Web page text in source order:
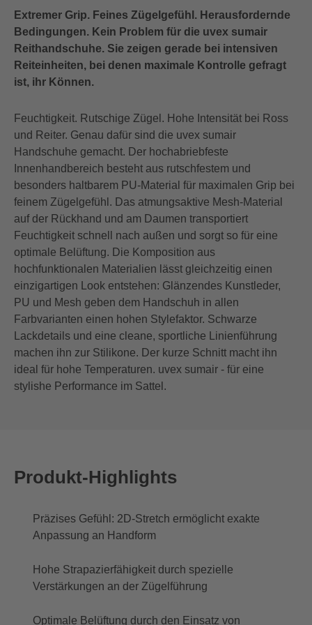
Extremer Grip. Feines Zügelgefühl. Herausfordernde
Bedingungen. Kein Problem für die uvex sumair
Reithandschuhe. Sie zeigen gerade bei intensiven
Reiteinheiten, bei denen maximale Kontrolle gefragt
ist, ihr Können.
Feuchtigkeit. Rutschige Zügel. Hohe Intensität bei Ross
und Reiter. Genau dafür sind die uvex sumair
Handschuhe gemacht. Der hochabriebfeste
Innenhandbereich besteht aus rutschfestem und
besonders haltbarem PU-Material für maximalen Grip bei
feinem Zügelgefühl. Das atmungsaktive Mesh-Material
auf der Rückhand und am Daumen transportiert
Feuchtigkeit schnell nach außen und sorgt so für eine
optimale Belüftung. Die Komposition aus
hochfunktionalen Materialien lässt gleichzeitig einen
einzigartigen Look entstehen: Glänzendes Kunstleder,
PU und Mesh geben dem Handschuh in allen
Farbvarianten einen hohen Stylefaktor. Schwarze
Lackdetails und eine cleane, sportliche Linienführung
machen ihn zur Stilikone. Der kurze Schnitt macht ihn
ideal für hohe Temperaturen. uvex sumair - für eine
stylishe Performance im Sattel.
Produkt-Highlights
Präzises Gefühl: 2D-Stretch ermöglicht exakte
Anpassung an Handform
Hohe Strapazierfähigkeit durch spezielle
Verstärkungen an der Zügelführung
Optimale Belüftung durch den Einsatz von